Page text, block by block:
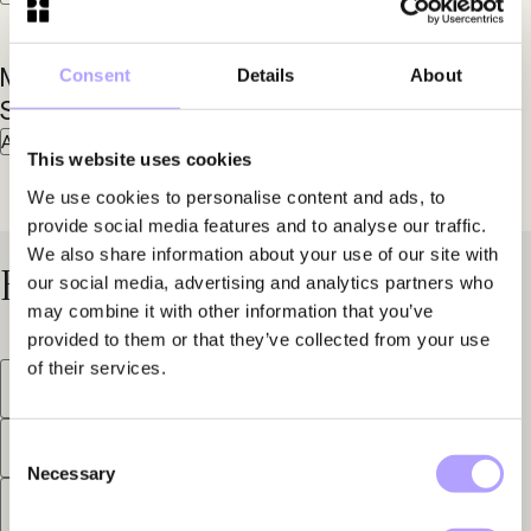
Consent Details About
This website uses cookies
We use cookies to personalise content and ads, to
provide social media features and to analyse our traffic.
We also share information about your use of our site with
our social media, advertising and analytics partners who
may combine it with other information that you’ve
provided to them or that they’ve collected from your use
of their services.
Selection
Necessary
Advokat
Marcus
Seger
Expertisområden